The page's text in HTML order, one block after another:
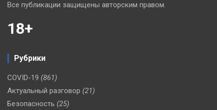
Все публикации защищены авторским правом.
18+
Рубрики
COVID-19 (861)
Актуальный разговор (21)
Безопасность (25)